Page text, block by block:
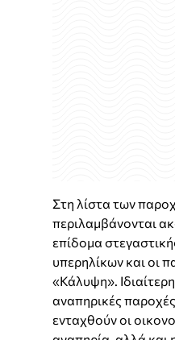
Στη λίστα των
περιλαμβάνονται
επίδομα
υπερηλίκων και οι
«Κάλυψη».
αναπηρικές
ενταχθούν οι